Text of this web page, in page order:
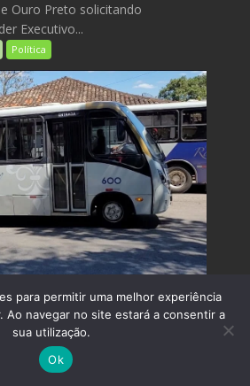
Ouro Preto solicitando
Executivo...
Política
1
Real firmam acordo para
de R$ 2 em Ouro
para permitir uma melhor experiência
Ao navegar no site estará a consentir a
sua utilização.
Ok